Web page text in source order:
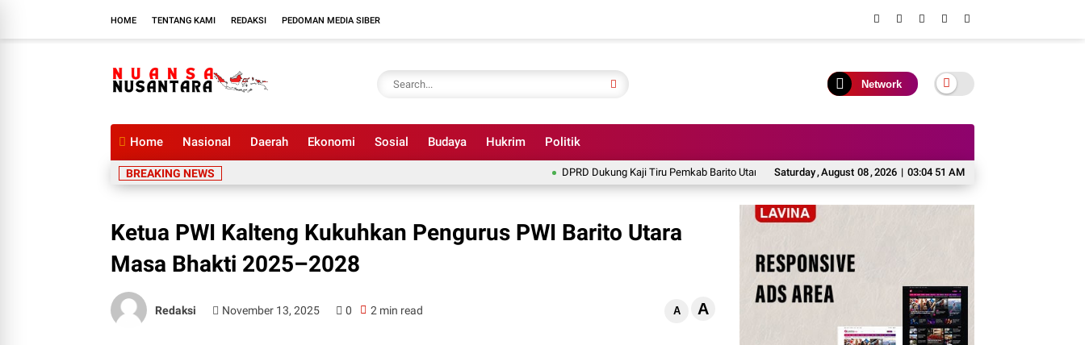
HOME TENTANG KAMI REDAKSI PEDOMAN MEDIA SIBER
Network
Home Nasional Daerah Ekonomi Sosial Budaya Hukrim Politik
Saturday,August 08,2026 | 03:04 52 AM
BREAKING NEWS DPRD Dukung Kaji Tiru Pemkab Barito Utara ke Kulon Progo Pj Sekda Murung Raya Buka Sosialisasi Perbup PJPK
Ketua PWI Kalteng Kukuhkan Pengurus PWI Barito Utara
Masa Bhakti 2025–2028
Redaksi November 13, 2025 0 2 min read A A